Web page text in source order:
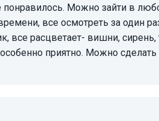
понравилось. Можно зайти в
все осмотреть за один
все расцветает- вишни,
особенно приятно. Можно